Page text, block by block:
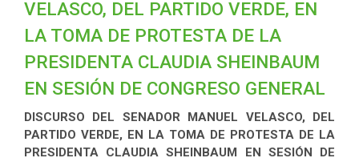
VELASCO, DEL PARTIDO VERDE, EN
LA TOMA DE PROTESTA DE LA
PRESIDENTA CLAUDIA SHEINBAUM
EN SESIÓN DE CONGRESO GENERAL
DISCURSO DEL SENADOR MANUEL VELASCO, DEL
PARTIDO VERDE, EN LA TOMA DE PROTESTA DE LA
PRESIDENTA CLAUDIA SHEINBAUM EN SESIÓN DE